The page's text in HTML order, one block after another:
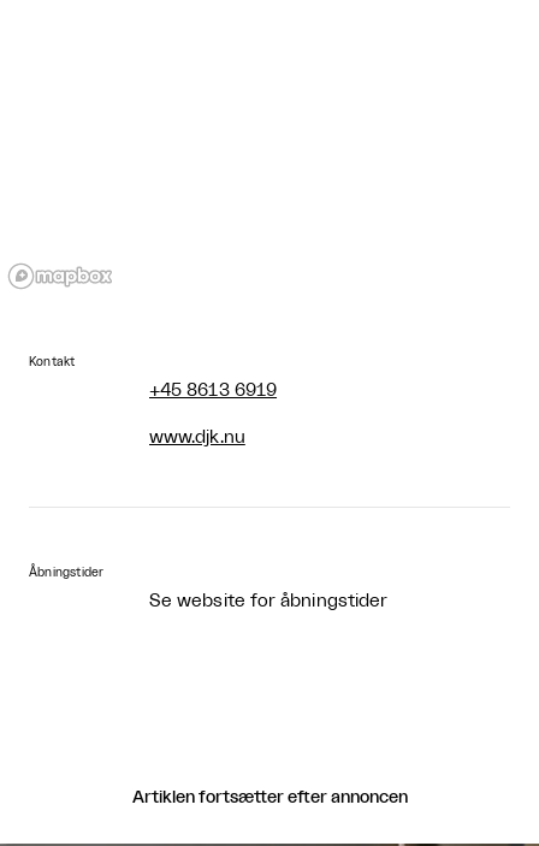
Kontakt
+45 8613 6919
www.djk.nu
Åbningstider
Se website for åbningstider
Artiklen fortsætter efter annoncen